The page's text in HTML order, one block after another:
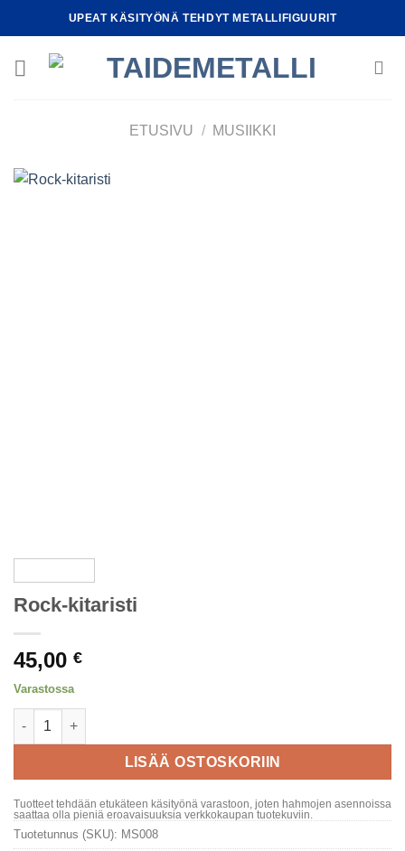
to
UPEAT KÄSITYÖNÄ TEHDYT METALLIFIGUURIT
ETUSIVU / MUSIIKKI
Rock-kitaristi
45,00 €
Varastossa
Rock-kitaristi määrä
LISÄÄ OSTOSKORIIN
Tuotteet tehdään etukäteen käsityönä varastoon, joten hahmojen asennoissa
saattaa olla pieniä eroavaisuuksia verkkokaupan tuotekuviin.
Tuotetunnus (SKU): MS008